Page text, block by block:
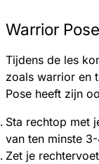
Warrior Pose
Tijdens de les
zoals warrior en
Pose heeft zijn
Sta rechtop met
van ten minste
Zet je